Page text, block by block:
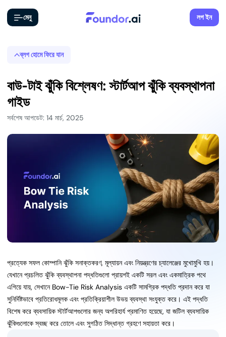
মেনু লগ ইন
ব্লগ হোমে ফিরে যান
বাউ-টাই ঝুঁকি বিশ্লেষণ: স্টার্টআপ ঝুঁকি ব্যবস্থাপনা
গাইড
সর্বশেষ আপডেট: 14 মার্চ, 2025
প্রত্যেক সফল কোম্পানি ঝুঁকি সনাক্তকরণ, মূল্যায়ন এবং নিয়ন্ত্রণের চ্যালেঞ্জের মুখোমুখি হয়।
যেখানে প্রচলিত ঝুঁকি ব্যবস্থাপনা পদ্ধতিগুলো প্রায়শই একটি সরল এবং একমাত্রিক পথে
এগিয়ে যায়, সেখানে Bow-Tie Risk Analysis একটি সামগ্রিক পদ্ধতি প্রদান করে যা
সুনির্দিষ্টভাবে প্রতিরোধমূলক এবং প্রতিক্রিয়াশীল উভয় ব্যবস্থা সংযুক্ত করে। এই পদ্ধতি
বিশেষ করে ব্যবসায়িক স্টার্টআপগুলোর জন্য অপরিহার্য প্রমাণিত হয়েছে, যা জটিল ব্যবসায়িক
ঝুঁকিগুলোকে স্বচ্ছ করে তোলে এবং সুগঠিত সিদ্ধান্ত গ্রহণে সহায়তা করে।